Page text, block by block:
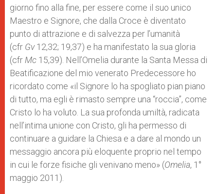
giorno fino alla fine, per essere come il suo unico
Maestro e Signore, che dalla Croce è diventato
punto di attrazione e di salvezza per l’umanità
(cfr Gv12,32; 19,37) e ha manifestato la sua gloria
(cfr Mc 15,39). Nell’Omelia durante la Santa Messa di
Beatificazione del mio venerato Predecessore ho
ricordato come «il Signore lo ha spogliato pian piano
di tutto, ma egli è rimasto sempre una “roccia”, come
Cristo lo ha voluto. La sua profonda umiltà, radicata
nell’intima unione con Cristo, gli ha permesso di
continuare a guidare la Chiesa e a dare al mondo un
messaggio ancora più eloquente proprio nel tempo
in cui le forze fisiche gli venivano meno» (Omelia, 1°
maggio 2011).